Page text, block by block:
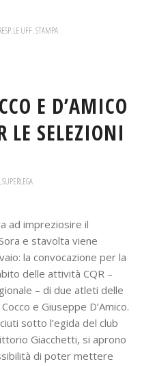
UFF. STAMPA
E D’AMICO
LE SELEZIONI
,SUPERLEGA
ad impreziosire il
e stavolta viene
la convocazione per la
delle attività CQR –
– di due atleti delle
e Giuseppe D’Amico.
sotto l’egida del club
Giacchetti, si aprono
di poter mettere